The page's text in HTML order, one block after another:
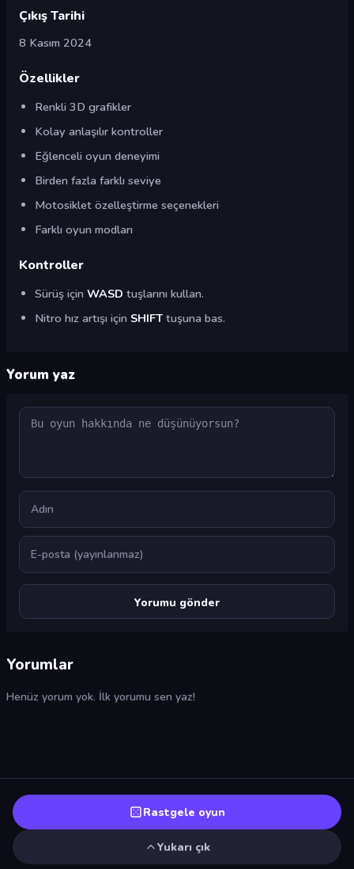
Çıkış Tarihi
8 Kasım 2024
Özellikler
Renkli 3D grafikler
Kolay anlaşılır kontroller
Eğlenceli oyun deneyimi
Birden fazla farklı seviye
Motosiklet özelleştirme seçenekleri
Farklı oyun modları
Kontroller
Sürüş için WASD tuşlarını kullan.
Nitro hız artışı için SHIFT tuşuna bas.
Yorum yaz
Yorum
Ad
E-posta
Yorumlar
Henüz yorum yok. İlk yorumu sen yaz!
Rastgele oyun
Yukarı çık